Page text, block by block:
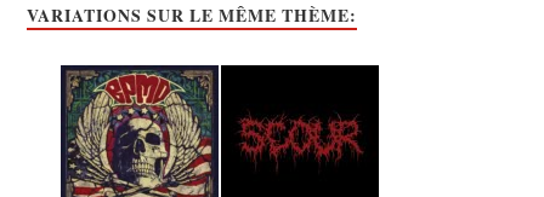
VARIATIONS SUR LE MÊME THÈME: